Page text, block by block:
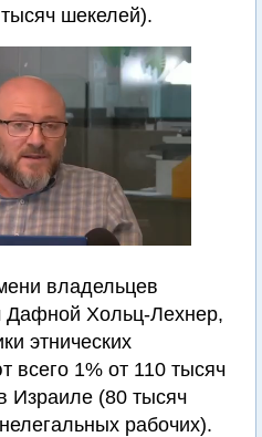
шекелей).
владельцев
Дафной Хольц-Лехнер,
этнических
всего 1% от 110 тысяч
Израиле (80 тысяч
рабочих).